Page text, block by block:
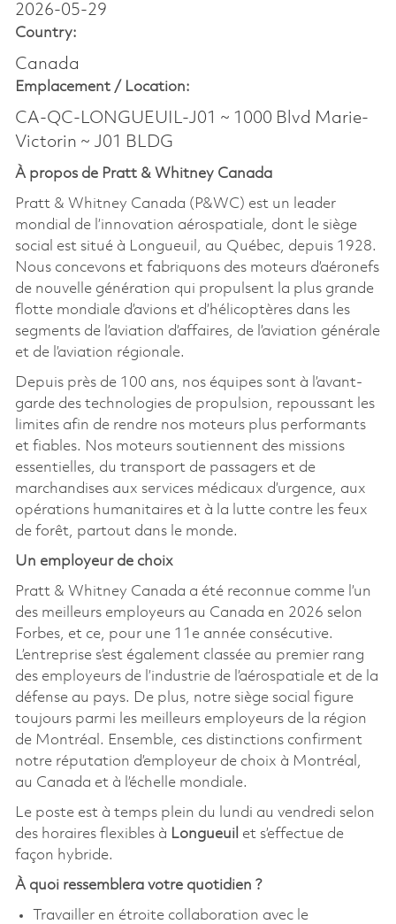
2026-05-29
Country:
Canada
Emplacement / Location:
CA-QC-LONGUEUIL-J01 ~ 1000 Blvd Marie-
Victorin ~ J01 BLDG
À propos de Pratt & Whitney Canada
Pratt & Whitney Canada (P&WC) est un leader
mondial de l’innovation aérospatiale, dont le siège
social est situé à Longueuil, au Québec, depuis 1928.
Nous concevons et fabriquons des moteurs d’aéronefs
de nouvelle génération qui propulsent la plus grande
flotte mondiale d’avions et d’hélicoptères dans les
segments de l’aviation d’affaires, de l’aviation générale
et de l’aviation régionale.
Depuis près de 100 ans, nos équipes sont à l’avant-
garde des technologies de propulsion, repoussant les
limites afin de rendre nos moteurs plus performants
et fiables. Nos moteurs soutiennent des missions
essentielles, du transport de passagers et de
marchandises aux services médicaux d’urgence, aux
opérations humanitaires et à la lutte contre les feux
de forêt, partout dans le monde.
Un employeur de choix
Pratt & Whitney Canada a été reconnue comme l’un
des meilleurs employeurs au Canada en 2026 selon
Forbes, et ce, pour une 11e année consécutive.
L’entreprise s’est également classée au premier rang
des employeurs de l’industrie de l’aérospatiale et de la
défense au pays. De plus, notre siège social figure
toujours parmi les meilleurs employeurs de la région
de Montréal. Ensemble, ces distinctions confirment
notre réputation d’employeur de choix à Montréal,
au Canada et à l’échelle mondiale.
Le poste est à temps plein du lundi au vendredi selon
des horaires flexibles à Longueuil et s’effectue de
façon hybride.
À quoi ressemblera votre quotidien ?
Travailler en étroite collaboration avec le